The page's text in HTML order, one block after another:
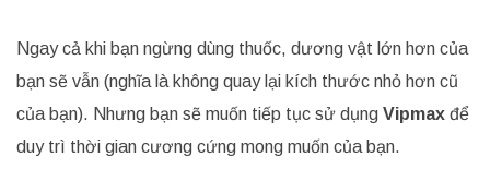
Ngay cả khi bạn ngừng dùng thuốc, dương vật lớn hơn của
bạn sẽ vẫn (nghĩa là không quay lại kích thước nhỏ hơn cũ
của bạn). Nhưng bạn sẽ muốn tiếp tục sử dụng Vipmax để
duy trì thời gian cương cứng mong muốn của bạn.